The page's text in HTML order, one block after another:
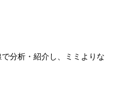
分析・紹介し、ミミよりな